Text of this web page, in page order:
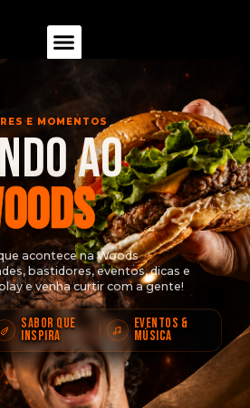
E MOMENTOS
AO
acontece na Woods
bastidores, eventos, dicas e
e venha curtir com a gente!
SABOR QUE
INSPIRA
EVENTOS &
MÚSICA